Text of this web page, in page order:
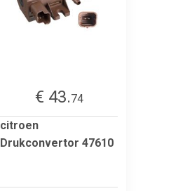
€ 43.74
citroen
Drukconvertor 47610